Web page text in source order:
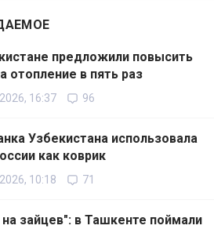
предложили повысить
отопление в пять раз
16:37 96
Узбекистана использовала
как коврик
10:18 71
зайцев": в Ташкенте поймали